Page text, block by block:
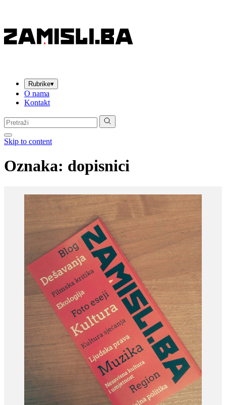
Rubrike▾
O nama
Kontakt
Pretraga:
Skip to content
Oznaka: dopisnici